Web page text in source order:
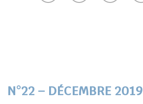
N°22 – DÉCEMBRE 2019